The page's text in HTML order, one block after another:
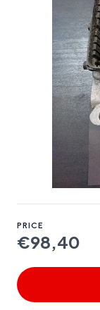
PRICE
€98,40